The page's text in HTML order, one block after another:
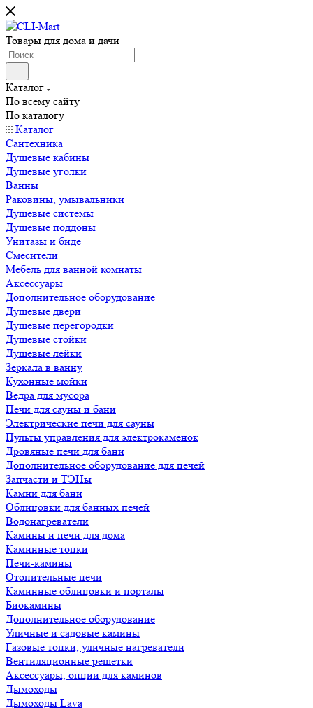
Товары для дома и дачи
Каталог
По всему сайту
По каталогу
Каталог
Сантехника
Душевые кабины
Душевые уголки
Ванны
Раковины, умывальники
Душевые системы
Душевые поддоны
Унитазы и биде
Смесители
Мебель для ванной комнаты
Аксессуары
Дополнительное оборудование
Душевые двери
Душевые перегородки
Душевые стойки
Душевые лейки
Зеркала в ванну
Кухонные мойки
Ведра для мусора
Печи для сауны и бани
Электрические печи для сауны
Пульты управления для электрокаменок
Дровяные печи для бани
Дополнительное оборудование для печей
Запчасти и ТЭНы
Камни для бани
Облицовки для банных печей
Водонагреватели
Камины и печи для дома
Каминные топки
Печи-камины
Отопительные печи
Каминные облицовки и порталы
Биокамины
Дополнительное оборудование
Уличные и садовые камины
Газовые топки, уличные нагреватели
Вентиляционные решетки
Аксессуары, опции для каминов
Дымоходы
Дымоходы Lava